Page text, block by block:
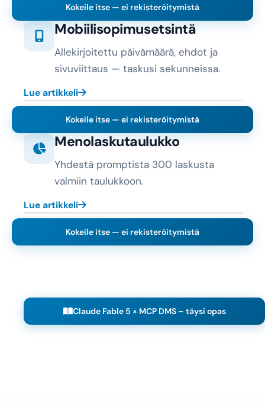
Kokeile itse — ei rekisteröitymistä
Mobiilisopimusetsintä
Allekirjoitettu päivämäärä, ehdot ja
sivuviittaus — taskusi sekunneissa.
Lue artikkeli
Kokeile itse — ei rekisteröitymistä
Menolaskutaulukko
Yhdestä promptista 300 laskusta
valmiin taulukkoon.
Lue artikkeli
Kokeile itse — ei rekisteröitymistä
Claude Fable 5 × MCP DMS – täysi opas